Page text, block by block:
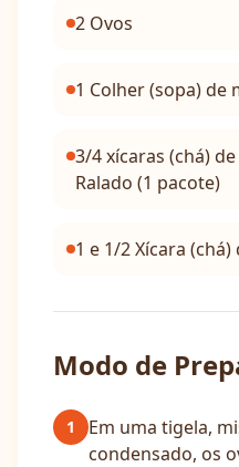
2 Ovos
1 Colher (sopa) de
3/4 xícaras (chá)
Ralado (1 pacote)
1 e 1/2 Xícara (chá)
Modo de
1
Em uma tigela,
condensado, os